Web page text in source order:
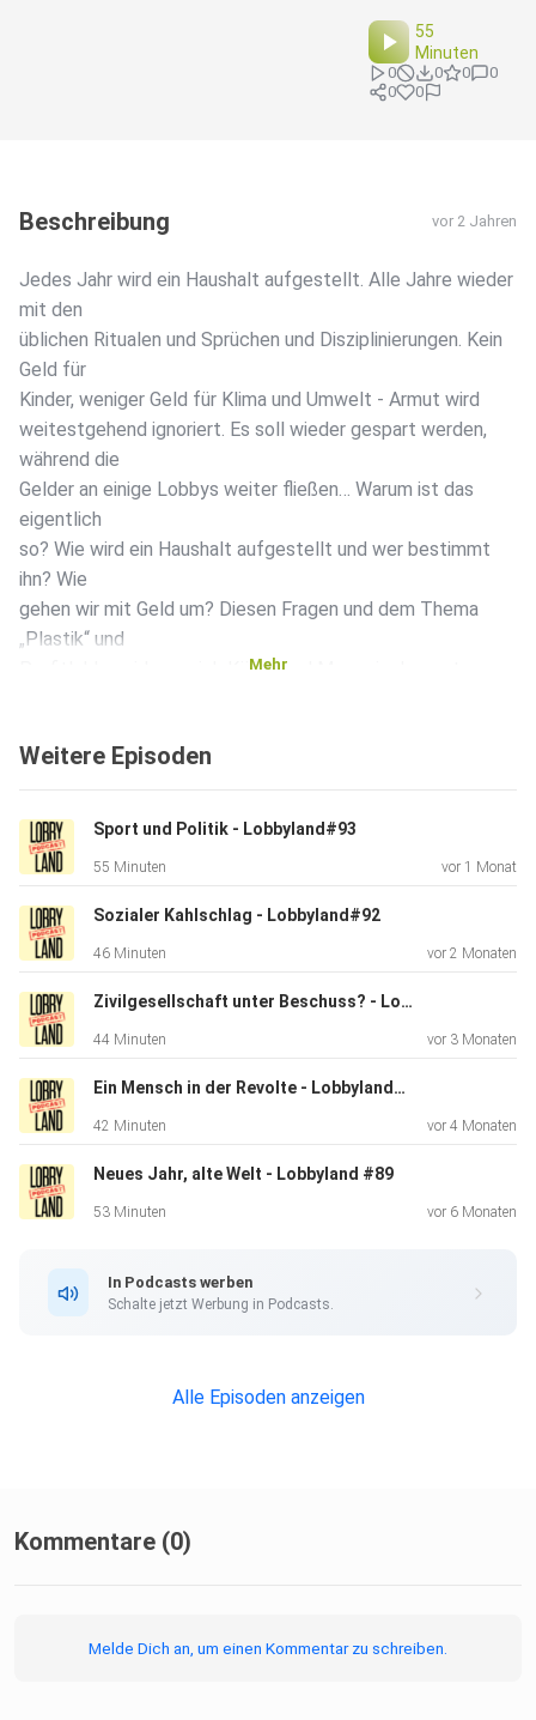
55
Minuten
0 0 0
0
0
0
Beschreibung vor 2 Jahren
Jedes Jahr wird ein Haushalt aufgestellt. Alle Jahre wieder
mit den
üblichen Ritualen und Sprüchen und Disziplinierungen. Kein
Geld für
Kinder, weniger Geld für Klima und Umwelt - Armut wird
weitestgehend ignoriert. Es soll wieder gespart werden,
während die
Gelder an einige Lobbys weiter fließen… Warum ist das
eigentlich
so? Wie wird ein Haushalt aufgestellt und wer bestimmt
ihn? Wie
gehen wir mit Geld um? Diesen Fragen und dem Thema
„Plastik“ und
Profitlobby widmen sich Käthe und Marco in der ersten
als
https://www.parteibedarf.de/Lobbyland-Das-
Hoerbuch/HB-0001 Was du
machen könntest, um uns zu unterstützen: Diese Folge
bewerben und
auf den Plattformen bewerten (z.B. 5 Sterne bei Apple
Damit erhöht sich die Reichweite und wir können mehr
Menschen
Bülow
-------------------- Lobbyland - Demokratie statt
Initiative. Buch. Podcast. Lobbyland - Der Podcast. Alle 14
Tage
https://lobbyland.de https://twitter.com/lobbylandDE
Mehr
Weitere Episoden
Sport und Politik - Lobbyland#93
55 Minuten vor 1 Monat
Sozialer Kahlschlag - Lobbyland#92
46 Minuten vor 2 Monaten
Zivilgesellschaft unter Beschuss? - Lobbyland#91
44 Minuten vor 3 Monaten
Ein Mensch in der Revolte - Lobbyland#90
42 Minuten vor 4 Monaten
Neues Jahr, alte Welt - Lobbyland #89
53 Minuten vor 6 Monaten
In Podcasts werben
Schalte jetzt Werbung in Podcasts.
Alle Episoden anzeigen
Kommentare (0)
Melde Dich an, um einen Kommentar zu schreiben.